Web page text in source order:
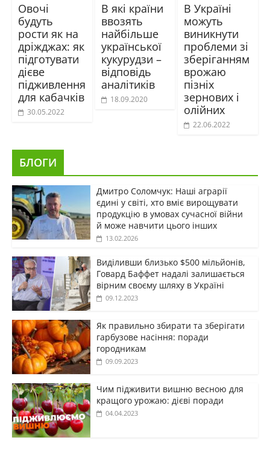
Овочі
будуть
рости як на
дріжджах: як
підготувати
дієве
підживлення
для кабачків
30.05.2022
В які країни
ввозять
найбільше
української
кукурудзи –
відповідь
аналітиків
18.09.2020
В Україні
можуть
виникнути
проблеми зі
зберіганням
врожаю
пізніх
зернових і
олійних
22.06.2022
БЛОГИ
Дмитро Соломчук: Наші аграрії
єдині у світі, хто вміє вирощувати
продукцію в умовах сучасної війни
й може навчити цього інших
13.02.2026
Виділивши близько $500 мільйонів,
Говард Баффет надалі залишається
вірним своєму шляху в Україні
09.12.2023
Як правильно збирати та зберігати
гарбузове насіння: поради
городникам
09.09.2023
Чим підживити вишню весною для
кращого урожаю: дієві поради
04.04.2023